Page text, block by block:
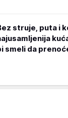
struje, puta i
smeli da